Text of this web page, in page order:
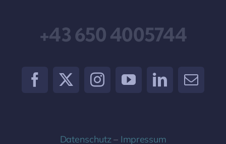
+43 650 4005744
Datenschutz– Impressum